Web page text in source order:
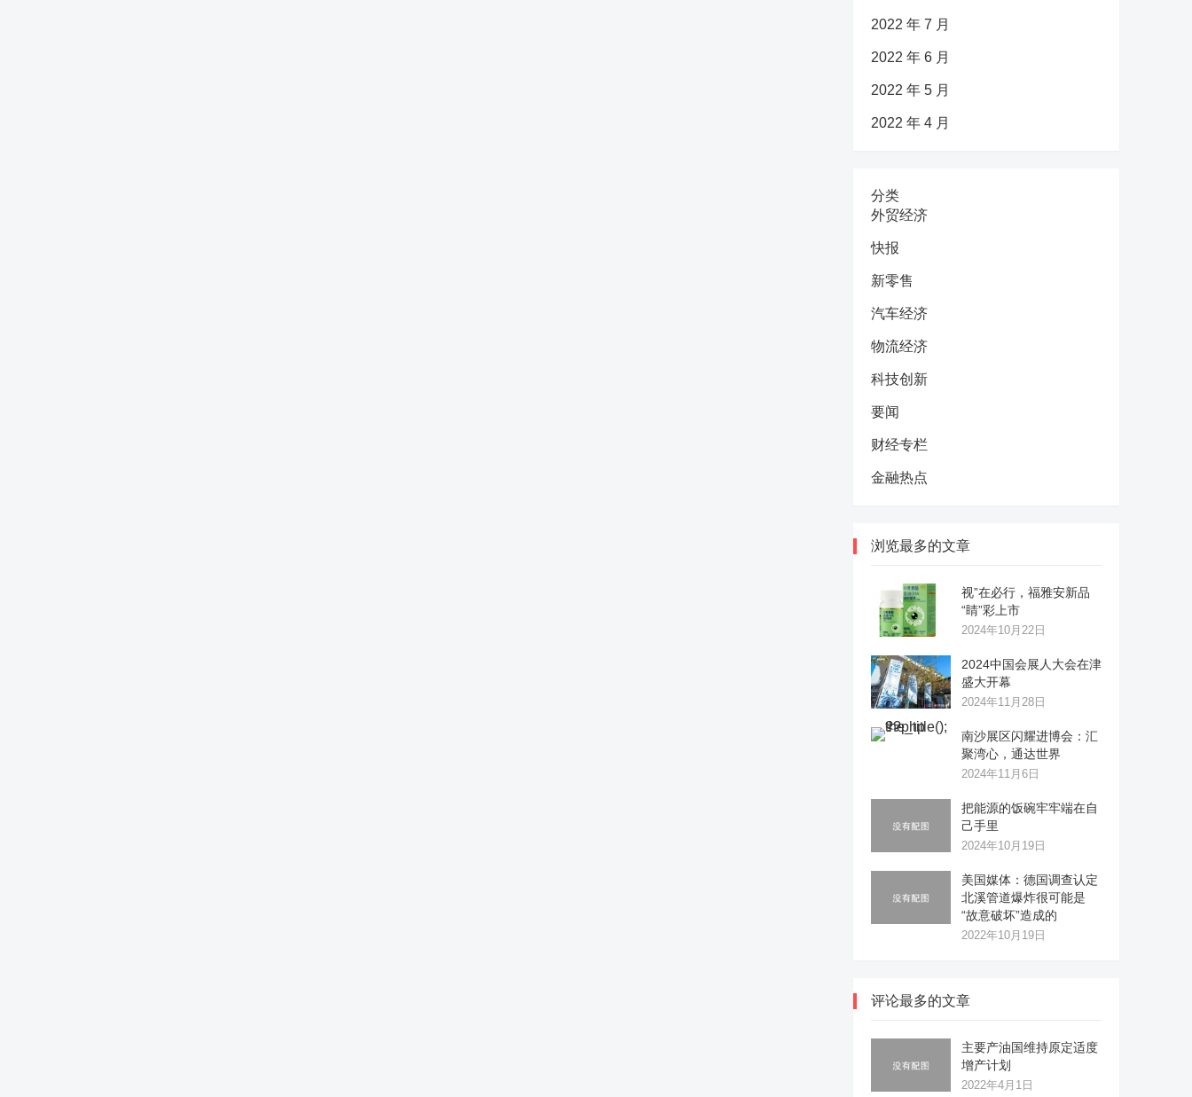
2022 年 7 月
2022 年 6 月
2022 年 5 月
2022 年 4 月
分类
外贸经济
快报
新零售
汽车经济
物流经济
科技创新
要闻
财经专栏
金融热点
浏览最多的文章
视”在必行，福雅安新品
“睛”彩上市
2024年10月22日
2024中国会展人大会在津
盛大开幕
2024年11月28日
南沙展区闪耀进博会：汇
聚湾心，通达世界
2024年11月6日
把能源的饭碗牢牢端在自
己手里
2024年10月19日
美国媒体：德国调查认定
北溪管道爆炸很可能是
“故意破坏”造成的
2022年10月19日
评论最多的文章
主要产油国维持原定适度
增产计划
2022年4月1日